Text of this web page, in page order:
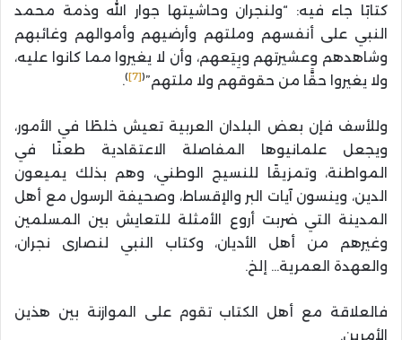
كتابًا جاء فيه: “ولنجران وحاشيتها جوار الله وذمة محمد
النبي على أنفسهم وملتهم وأرضيهم وأموالهم وغائبهم
وشاهدهم وعشيرتهم وبِيَعهم، وأن لا يغيروا مما كانوا عليه،
ولا يغيروا حقًّا من حقوقهم ولا ملتهم”(
[7]
)
.
وللأسف فإن بعض البلدان العربية تعيش خلطًا في الأمور،
ويجعل علمانيوها المفاصلة الاعتقادية طعنًا في
المواطنة، وتمزيقًا للنسيج الوطني، وهم بذلك يميعون
الدين، وينسون آيات البر والإقساط، وصحيفة الرسول مع أهل
المدينة التي ضربت أروع الأمثلة للتعايش بين المسلمين
وغيرهم من أهل الأديان، وكتاب النبي لنصارى نجران،
والعهدة العمرية… إلخ.
فالعلاقة مع أهل الكتاب تقوم على الموازنة بين هذين
الأمرين.